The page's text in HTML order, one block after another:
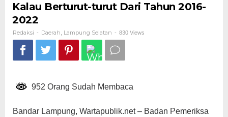
Kalau
Kalau Berturut-turut Dari Tahun 2016-
2022
Redaksi - Daerah Lampung Selatan - 830 Views
952 Orang Sudah Membaca
Bandar Lampung, Wartapublik.net – Badan Pemeriksa